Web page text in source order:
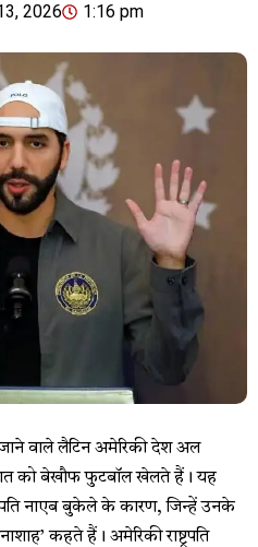
2026 1:16 pm
वाले लैटिन अमेरिकी देश अल
को बेखौफ फुटबॉल खेलते हैं। यह
नाएब बुकेले के कारण, जिन्हें उनके
कहते हैं। अमेरिकी राष्ट्रपति